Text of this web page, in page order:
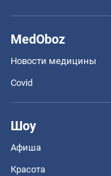
MedOboz
Новости медицины
Covid
Шоу
Афиша
Красота